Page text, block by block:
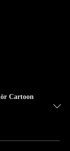
Cartoon